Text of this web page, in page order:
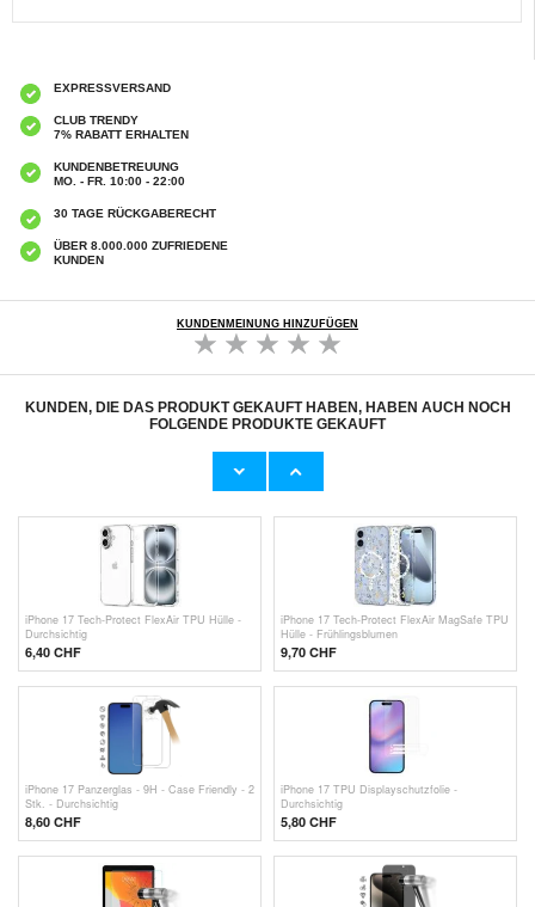
EXPRESSVERSAND
CLUB TRENDY
7% RABATT ERHALTEN
KUNDENBETREUUNG
MO. - FR. 10:00 - 22:00
30 TAGE RÜCKGABERECHT
ÜBER 8.000.000 ZUFRIEDENE
KUNDEN
KUNDENMEINUNG HINZUFÜGEN
KUNDEN, DIE DAS PRODUKT GEKAUFT HABEN, HABEN AUCH NOCH
FOLGENDE PRODUKTE GEKAUFT
iPhone 17 Tech-Protect Magmat Hülle -
iPhone 17 TPU-Hülle mit Blumenmuster - lila
iPhone 17 Tech-Protect FlexAir TPU Hülle -
Durchsichtig
6,40 CHF
iPhone 17 Tech-Protect FlexAir MagSafe TPU
Hülle - Frühlingsblumen
9,70 CHF
iPhone 17 Panzerglas - 9H - Case Friendly - 2
Stk. - Durchsichtig
8,60 CHF
iPhone 17 TPU Displayschutzfolie -
Durchsichtig
5,80 CHF